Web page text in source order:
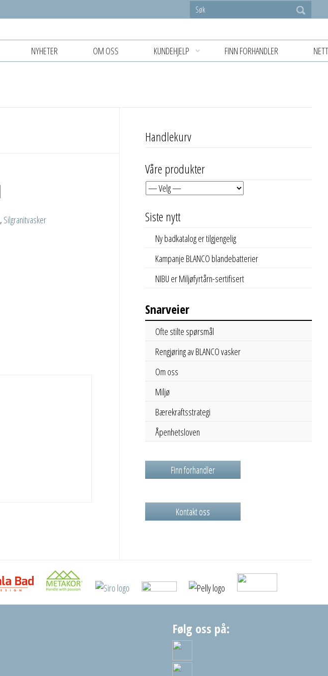
NYHETER OM OSS KUNDEHJELP FINN FORHANDLER
, Silgranitvasker
Handlekurv
Våre produkter
Siste nytt
Ny badkatalog er tilgjengelig
Kampanje BLANCO blandebatterier
NIBU er Miljøfyrtårn-sertifisert
Snarveier
Ofte stilte spørsmål
Rengjøring av BLANCO vasker
Om oss
Miljø
Bærekraftsstrategi
Åpenhetsloven
Finn forhandler
Kontakt oss
Følg oss på: